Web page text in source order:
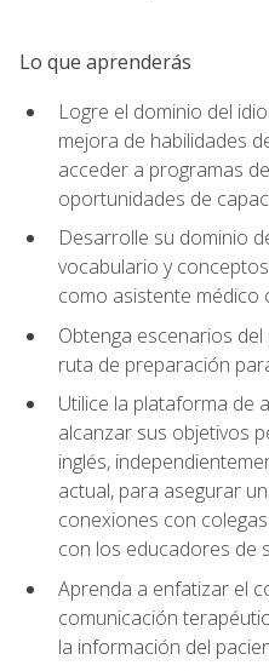
Lo que aprenderás
Logre el dominio del
mejora de habilidades
acceder a programas
oportunidades de
Desarrolle su dominio
vocabulario y
como asistente médico
Obtenga escenarios
ruta de preparación
Utilice la plataforma de
alcanzar sus objetivos
inglés,
actual, para asegurar
conexiones con
con los educadores de
Aprenda a enfatizar el
comunicación
la información del